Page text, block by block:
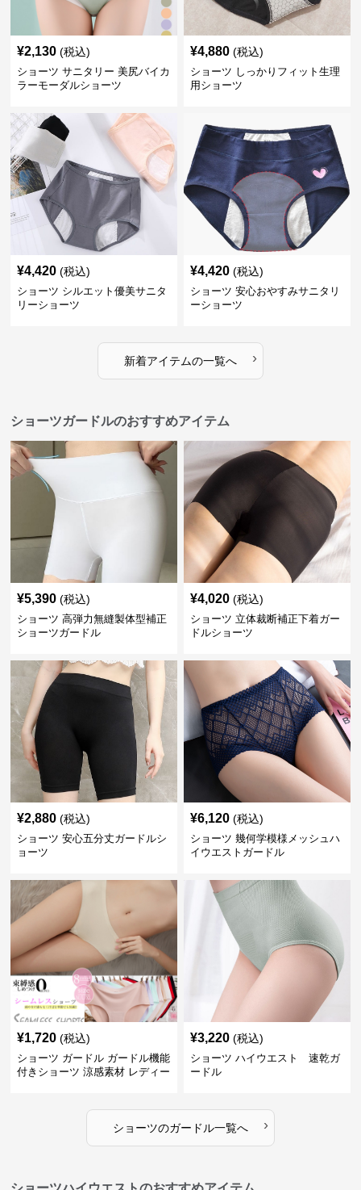
¥2,130 (税込)
ショーツ サニタリー 美尻バイカ
ラーモーダルショーツ
¥4,880 (税込)
ショーツ しっかりフィット生理
用ショーツ
¥4,420 (税込)
ショーツ シルエット優美サニタ
リーショーツ
¥4,420 (税込)
ショーツ 安心おやすみサニタリ
ーショーツ
新着アイテムの一覧へ ›
ショーツガードルのおすすめアイテム
¥5,390 (税込)
ショーツ 高弾力無縫製体型補正
ショーツガードル
¥4,020 (税込)
ショーツ 立体裁断補正下着ガー
ドルショーツ
¥2,880 (税込)
ショーツ 安心五分丈ガードルシ
ョーツ
¥6,120 (税込)
ショーツ 幾何学模様メッシュハ
イウエストガードル
¥1,720 (税込)
ショーツ ガードル ガードル機能
付きショーツ 涼感素材 レディー
¥3,220 (税込)
ショーツ ハイウエスト 速乾ガ
ードル
ショーツのガードル一覧へ ›